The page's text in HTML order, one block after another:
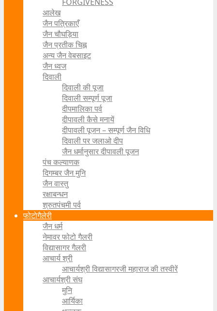
आलेख
जैन पत्रिकाएँ
जैन चौघड़िया
जैन प्रतीक चिह्न
अन्य जैन वेबसाइट
जैन ध्वज
दिवाली
दिवाली की पूजा
दिवाली सम्पूर्ण पूजा
दीपमालिका पर्व
दीपावली कैसे मनायें
दीपावली पूजन – सम्पूर्ण जैन विधि
दिवाली पर जलाओ दीप
जैन धर्मानुसार दीपावली पूजन
पंच कल्याणक
दिगम्बर जैन मुनि
जैन वास्तु
रक्षाबन्धन
श्रुतपंचमी पर्व
फोटोगैलेरी
जैन धर्म
नेमावर फोटो गैलरी
विद्यासागर गैलरी
आचार्य श्री
आचार्यश्री विद्यासागरजी महाराज की तस्वीरें
आचार्यश्री संघ
मुनि
आर्यिका